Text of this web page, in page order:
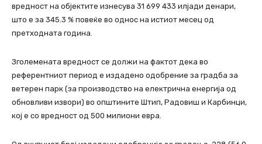
вредност на објектите изнесува 31 699 433 илјади денари,
што е за 345.3 % повеќе во однос на истиот месец од
претходната година.
Зголемената вредност се должи на фактот дека во
референтниот период е издадено одобрение за градба за
ветерен парк (за производство на електрична енергија од
обновливи извори) во општините Штип, Радовиш и Карбинци,
кој е со вредност од 500 милиони евра.